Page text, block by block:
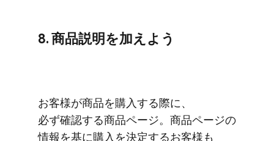
8. 商品説明を​加えよう
お客様が​商品を​購入する​際に、​
必ず確認する​商品ページ。​商品ページの​
情報を​基に​購入を​決定する​お客様も​